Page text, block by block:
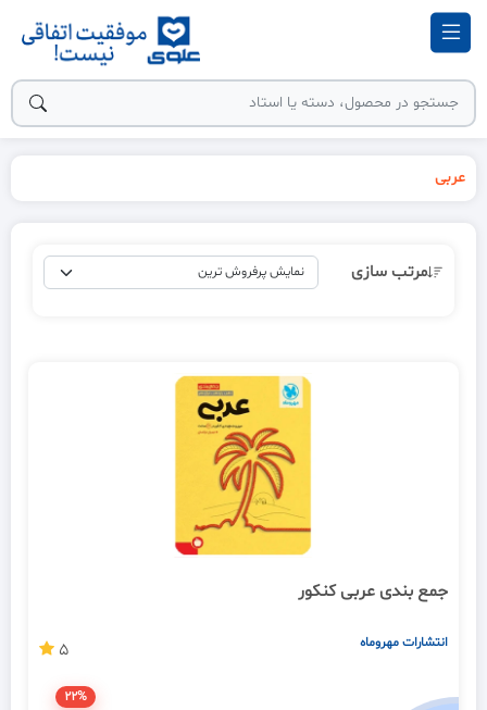
عربی
مرتب سازی
جمع بندی عربی کنکور
انتشارات مهروماه 5
22%